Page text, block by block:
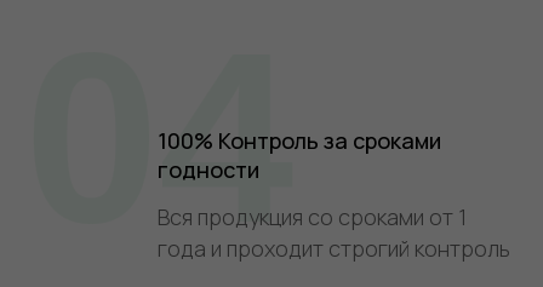
100% Контроль за сроками
годности
Вся продукция со сроками от 1
года и проходит строгий контроль
04